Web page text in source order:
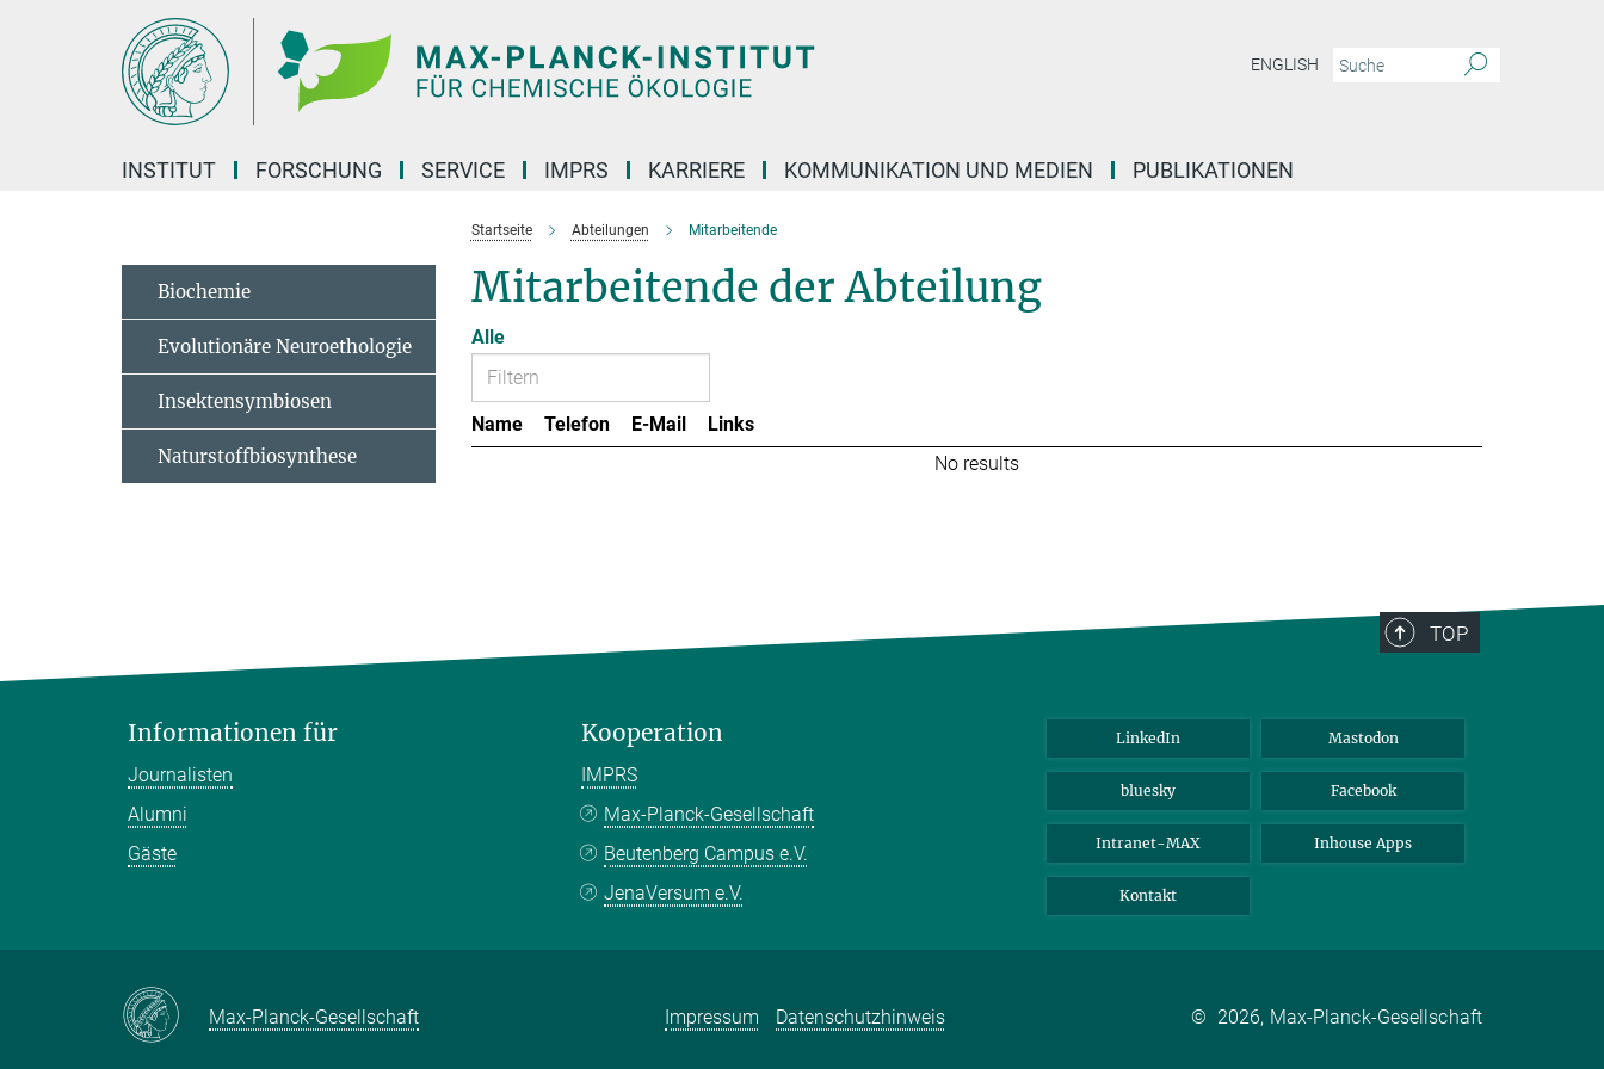
ENGLISH
INSTITUT FORSCHUNG SERVICE IMPRS KARRIERE KOMMUNIKATION UND MEDIEN PUBLIKATIONEN
Startseite Abteilungen Mitarbeitende
Mitarbeitende der Abteilung
Alle
Name Telefon E-Mail
Links
No results
Biochemie
Evolutionäre Neuroethologie
Insektensymbiosen
Naturstoffbiosynthese
TOP
Informationen für
Journalisten
Alumni
Gäste
Kooperation
IMPRS
Max-Planck-Gesellschaft
Beutenberg Campus e.V.
JenaVersum e.V.
LinkedIn Mastodon
bluesky Facebook
Intranet-MAX Inhouse Apps
Kontakt
Max-Planck-Gesellschaft Impressum Datenschutzhinweis © 2026, Max-Planck-Gesellschaft